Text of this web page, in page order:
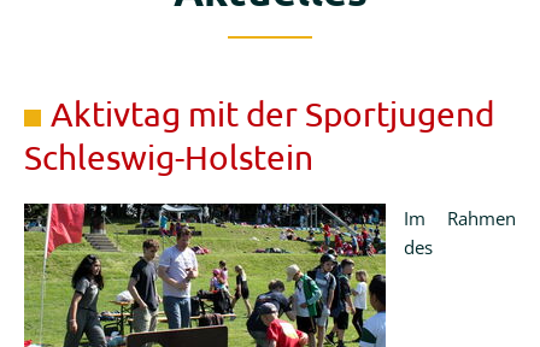
Schulprofil
Fachcurricula
Schulleben
AGs
Schulsozialarbeit
Aktivtag mit der Sportjugend
Schleswig-Holstein
Im Rahmen
des